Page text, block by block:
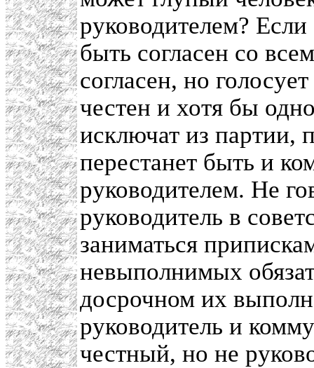
руководителем?
быть согласен со
согласен, но
честен и хотя бы
исключат из партии,
перестанет быть и
руководителем. Не
руководитель в
заниматься
невыполнимых
досрочном их
руководитель и
честный, но не